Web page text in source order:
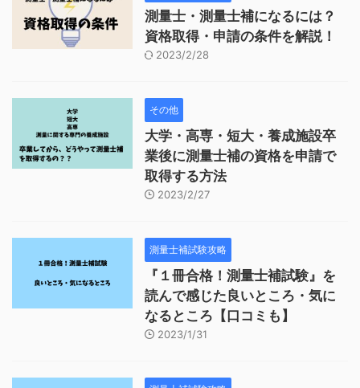
測量士・測量士補になるには？
資格取得・申請の条件を解説！
2023/2/28
その他
大学・高専・短大・養成施設卒
業後に測量士補の資格を申請で
取得する方法
2023/2/27
測量士補試験攻略
『１冊合格！測量士補試験』を
読んで感じた良いところ・気に
なるところ【口コミも】
2023/1/31